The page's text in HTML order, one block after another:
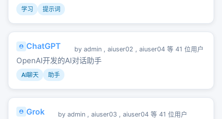
学习 提示词
ChatGPT by admin , aiuser02 , aiuser04 等 41 位用户
OpenAI开发的AI对话助手
AI聊天 助手
Grok by admin , aiuser03 , aiuser04 等 41 位用户